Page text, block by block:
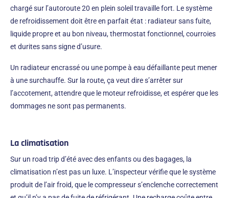
chargé sur l’autoroute 20 en plein soleil travaille fort. Le système
de refroidissement doit être en parfait état : radiateur sans fuite,
liquide propre et au bon niveau, thermostat fonctionnel, courroies
et durites sans signe d’usure.
Un radiateur encrassé ou une pompe à eau défaillante peut mener
à une surchauffe. Sur la route, ça veut dire s’arrêter sur
l’accotement, attendre que le moteur refroidisse, et espérer que les
dommages ne sont pas permanents.
La climatisation
Sur un road trip d’été avec des enfants ou des bagages, la
climatisation n’est pas un luxe. L’inspecteur vérifie que le système
produit de l’air froid, que le compresseur s’enclenche correctement